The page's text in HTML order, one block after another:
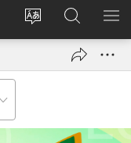
ဝ
ဘာသာစကား
Log
in
အသစ်
ဖွ
င့်
JW.ORG
ရှာ